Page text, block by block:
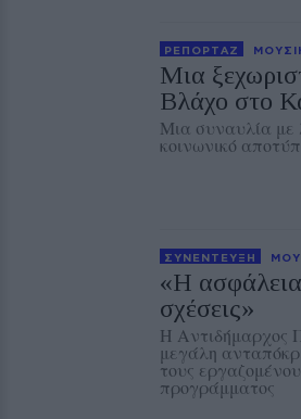
ΡΕΠΟΡΤΑΖ
Μια
Βλάχο στο
Μια συναυλία με
κοινωνικό
ΣΥΝΕΝΤΕΥΞΗ
«Η ασφάλεια
σχέσεις»
Η Αντιδήμαρχος
μεγάλη
τους
προγράμματος